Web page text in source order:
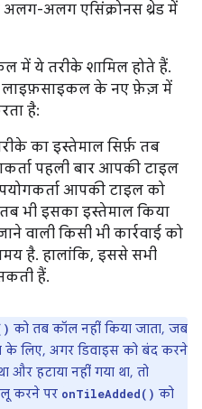
अलग एसिंक्रोनस थ्रेड में
में ये तरीके शामिल होते हैं.
लाइफ़साइकल के नए फ़ेज़ में
है:
का इस्तेमाल सिर्फ़ तब
पहली बार आपकी टाइल
आपकी टाइल को
भी इसका इस्तेमाल किया
वाली किसी भी कार्रवाई को
है. हालांकि, इससे सभी
हैं.
को तब कॉल नहीं किया जाता, जब
के लिए, अगर डिवाइस को बंद करने
और हटाया नहीं गया था, तो
करने पर onTileAdded() को